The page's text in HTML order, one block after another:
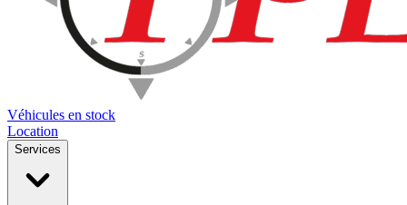
Véhicules en stock
Location
Services